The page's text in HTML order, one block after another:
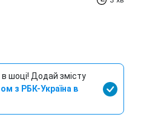
в шоці! Додай змісту
з РБК-Україна в